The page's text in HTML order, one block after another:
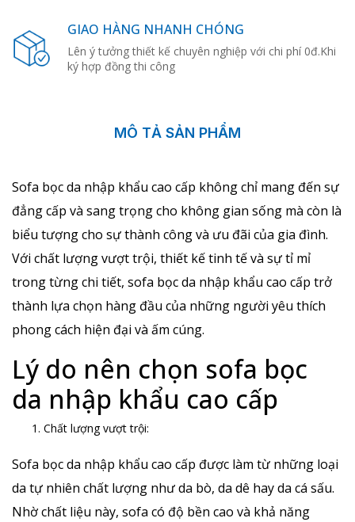
GIAO HÀNG NHANH CHÓNG
Lên ý tưởng thiết kế chuyên nghiệp với chi phí 0đ.Khi
ký hợp đồng thi công
MÔ TẢ SẢN PHẨM
Sofa bọc da nhập khẩu cao cấp không chỉ mang đến sự
đẳng cấp và sang trọng cho không gian sống mà còn là
biểu tượng cho sự thành công và ưu đãi của gia đình.
Với chất lượng vượt trội, thiết kế tinh tế và sự tỉ mỉ
trong từng chi tiết, sofa bọc da nhập khẩu cao cấp trở
thành lựa chọn hàng đầu của những người yêu thích
phong cách hiện đại và ấm cúng.
Lý do nên chọn sofa bọc
da nhập khẩu cao cấp
Chất lượng vượt trội:
Sofa bọc da nhập khẩu cao cấp được làm từ những loại
da tự nhiên chất lượng như da bò, da dê hay da cá sấu.
Nhờ chất liệu này, sofa có độ bền cao và khả năng